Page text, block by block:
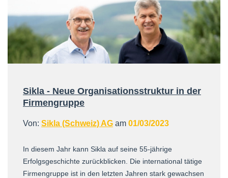
Sikla - Neue Organisationsstruktur in der
Firmengruppe
Von: Sikla (Schweiz) AG am 01/03/2023
In diesem Jahr kann Sikla auf seine 55-jährige
Erfolgsgeschichte zurückblicken. Die international tätige
Firmengruppe ist in den letzten Jahren stark gewachsen